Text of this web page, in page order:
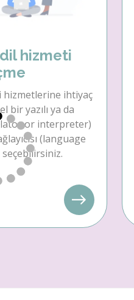
hizmeti
hizmetlerine ihtiyaç
bir yazılı ya da
or interpreter)
(language